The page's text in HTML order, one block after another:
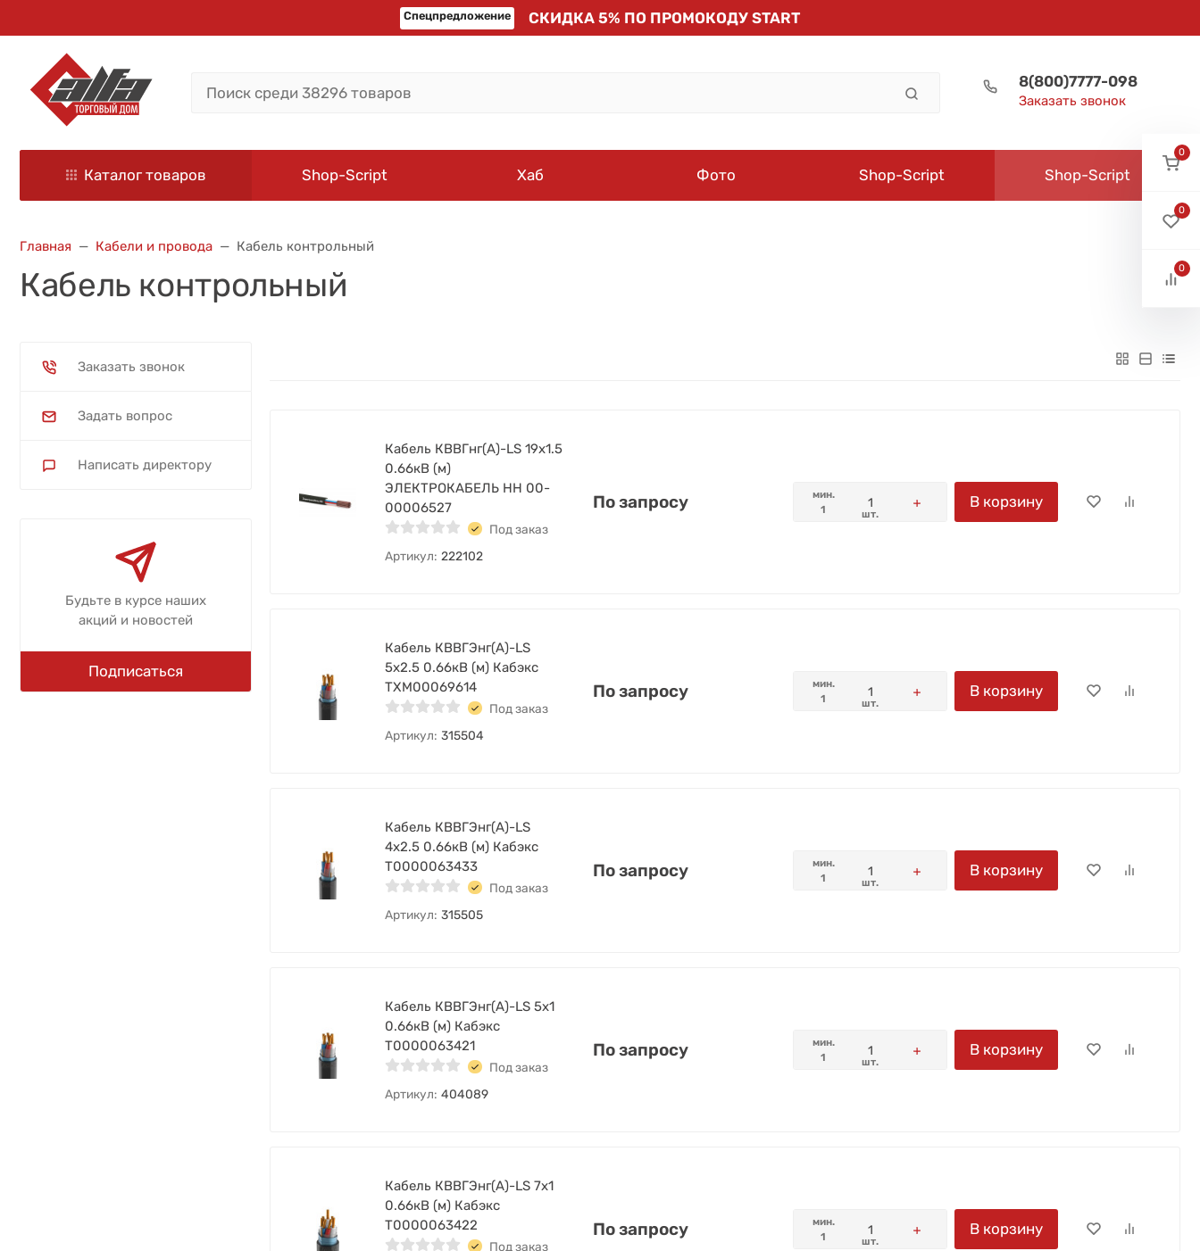
Спецпредложение СКИДКА 5% ПО ПРОМОКОДУ START
8(800)7777-098
Заказать звонок
Каталог товаров Shop-Script Хаб Фото Shop-Script Shop-Script
Главная Кабели и провода Кабель контрольный
Кабель контрольный
Заказать звонок
Задать вопрос
Написать директору
Будьте в курсе наших
акций и новостей
Подписаться
Кабель КВВГнг(А)-LS 19х1.5
0.66кВ (м)
ЭЛЕКТРОКАБЕЛЬ НН 00-
00006527
Под заказ
Артикул: 222102
По запросу
мин.
1
шт.
В корзину
Кабель КВВГЭнг(А)-LS
5х2.5 0.66кВ (м) Кабэкс
ТХМ00069614
Под заказ
Артикул: 315504
По запросу
мин.
1
шт.
В корзину
Кабель КВВГЭнг(А)-LS
4х2.5 0.66кВ (м) Кабэкс
Т0000063433
Под заказ
Артикул: 315505
По запросу
мин.
1
шт.
В корзину
Кабель КВВГЭнг(А)-LS 5х1
0.66кВ (м) Кабэкс
Т0000063421
Под заказ
Артикул: 404089
По запросу
мин.
1
шт.
В корзину
Кабель КВВГЭнг(А)-LS 7х1
0.66кВ (м) Кабэкс
Т0000063422
Под заказ
По запросу
мин.
1
шт.
В корзину
0
0
0